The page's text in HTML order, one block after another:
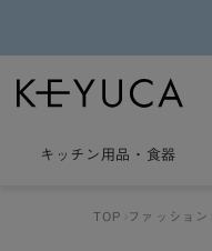
キッチン用品 ・ 食器
TOP ファッション